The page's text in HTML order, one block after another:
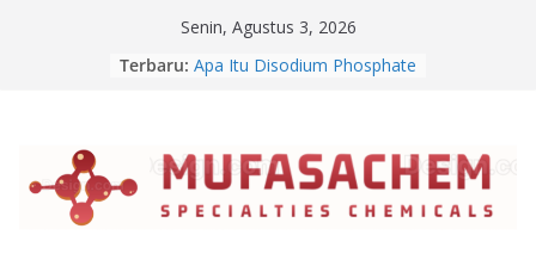
Senin, Agustus 3, 2026
Terbaru: Apa Itu Disodium Phosphate
Jual Benzalkonium Chloride